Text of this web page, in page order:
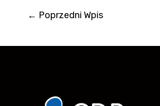
← Poprzedni Wpis